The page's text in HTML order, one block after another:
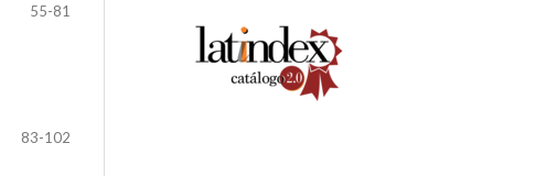
55-81
83-102